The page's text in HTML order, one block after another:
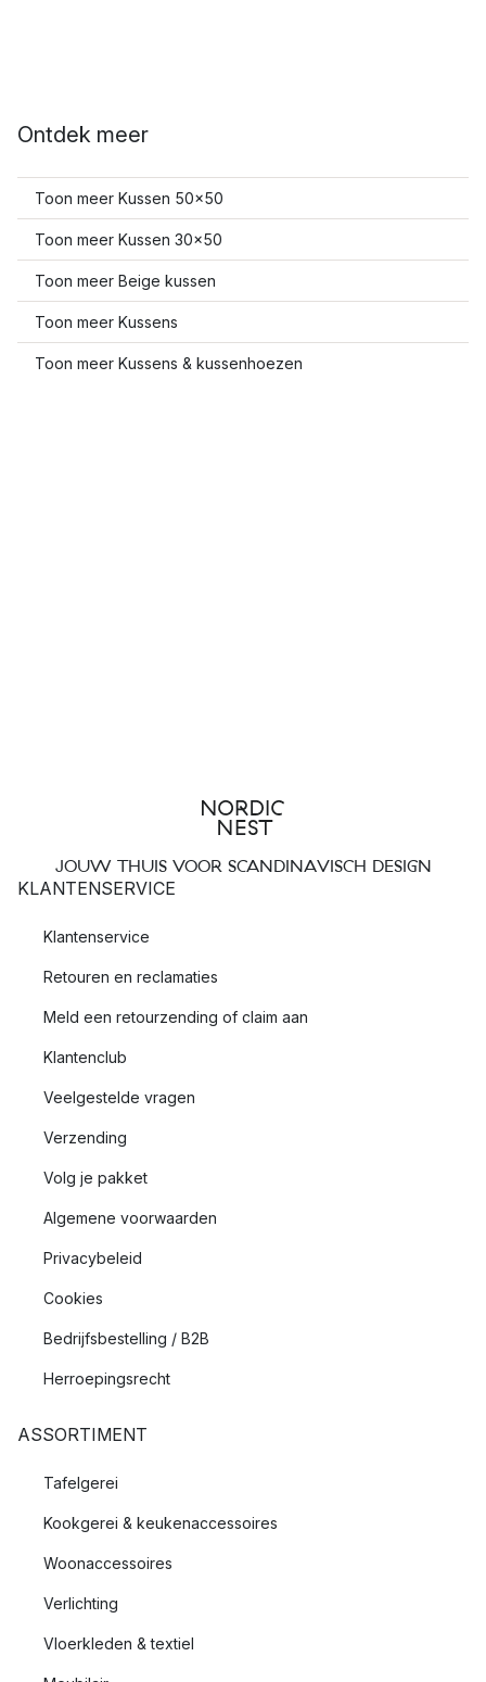
Ontdek meer
Toon meer Kussen 50x50
Toon meer Kussen 30x50
Toon meer Beige kussen
Toon meer Kussens
Toon meer Kussens & kussenhoezen
JOUW THUIS VOOR SCANDINAVISCH DESIGN
KLANTENSERVICE
Klantenservice
Retouren en reclamaties
Meld een retourzending of claim aan
Klantenclub
Veelgestelde vragen
Verzending
Volg je pakket
Algemene voorwaarden
Privacybeleid
Cookies
Bedrijfsbestelling / B2B
Herroepingsrecht
ASSORTIMENT
Tafelgerei
Kookgerei & keukenaccessoires
Woonaccessoires
Verlichting
Vloerkleden & textiel